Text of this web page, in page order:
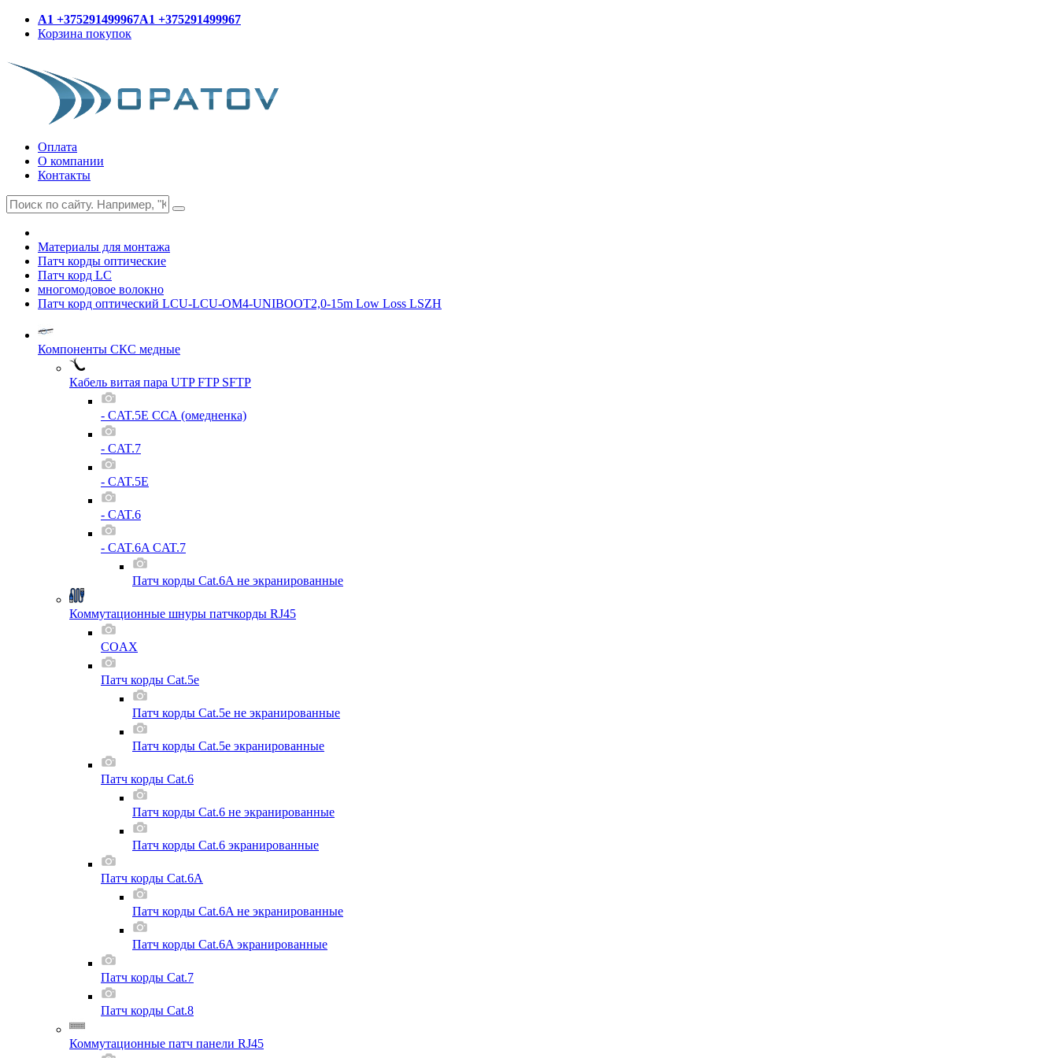
A1 +375291499967A1 +375291499967
Корзина покупок
Оплата
О компании
Контакты
Материалы для монтажа
Патч корды оптические
Патч корд LC
многомодовое волокно
Патч корд оптический LCU-LCU-OM4-UNIBOOT2,0-15m Low Loss LSZH
Компоненты СКС медные
Кабель витая пара UTP FTP SFTP
- CAT.5E ССА (омедненка)
- CAT.7
- CAT.5E
- CAT.6
- CAT.6A CAT.7
Патч корды Cat.6A не экранированные
Коммутационные шнуры патчкорды RJ45
COAX
Патч корды Cat.5e
Патч корды Cat.5e не экранированные
Патч корды Cat.5e экранированные
Патч корды Cat.6
Патч корды Cat.6 не экранированные
Патч корды Cat.6 экранированные
Патч корды Cat.6A
Патч корды Cat.6A не экранированные
Патч корды Cat.6A экранированные
Патч корды Cat.7
Патч корды Cat.8
Коммутационные патч панели RJ45